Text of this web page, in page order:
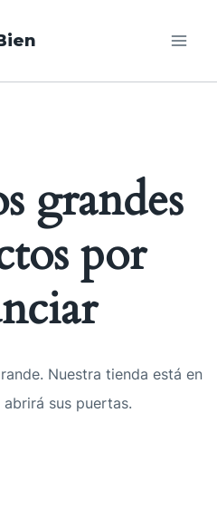
grandes
por
Nuestra tienda está en
sus puertas.